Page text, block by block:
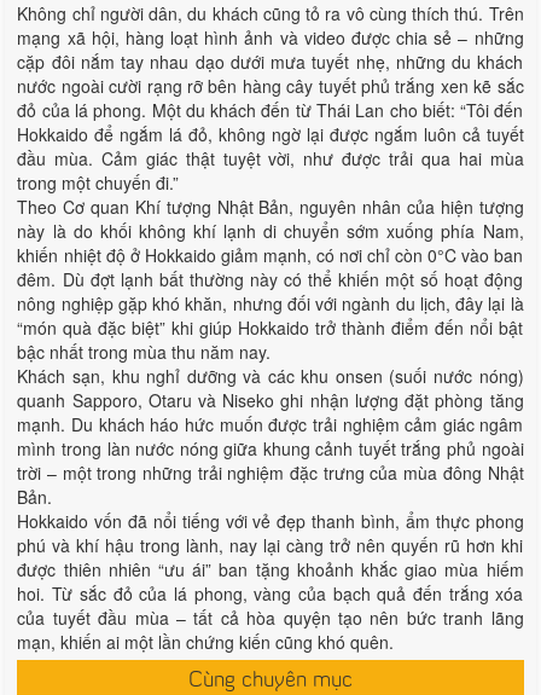
Không chỉ người dân, du khách cũng tỏ ra vô cùng thích thú. Trên
mạng xã hội, hàng loạt hình ảnh và video được chia sẻ – những
cặp đôi nắm tay nhau dạo dưới mưa tuyết nhẹ, những du khách
nước ngoài cười rạng rỡ bên hàng cây tuyết phủ trắng xen kẽ sắc
đỏ của lá phong. Một du khách đến từ Thái Lan cho biết: “Tôi đến
Hokkaido để ngắm lá đỏ, không ngờ lại được ngắm luôn cả tuyết
đầu mùa. Cảm giác thật tuyệt vời, như được trải qua hai mùa
trong một chuyến đi.”
Theo Cơ quan Khí tượng Nhật Bản, nguyên nhân của hiện tượng
này là do khối không khí lạnh di chuyển sớm xuống phía Nam,
khiến nhiệt độ ở Hokkaido giảm mạnh, có nơi chỉ còn 0°C vào ban
đêm. Dù đợt lạnh bất thường này có thể khiến một số hoạt động
nông nghiệp gặp khó khăn, nhưng đối với ngành du lịch, đây lại là
“món quà đặc biệt” khi giúp Hokkaido trở thành điểm đến nổi bật
bậc nhất trong mùa thu năm nay.
Khách sạn, khu nghỉ dưỡng và các khu onsen (suối nước nóng)
quanh Sapporo, Otaru và Niseko ghi nhận lượng đặt phòng tăng
mạnh. Du khách háo hức muốn được trải nghiệm cảm giác ngâm
mình trong làn nước nóng giữa khung cảnh tuyết trắng phủ ngoài
trời – một trong những trải nghiệm đặc trưng của mùa đông Nhật
Bản.
Hokkaido vốn đã nổi tiếng với vẻ đẹp thanh bình, ẩm thực phong
phú và khí hậu trong lành, nay lại càng trở nên quyến rũ hơn khi
được thiên nhiên “ưu ái” ban tặng khoảnh khắc giao mùa hiếm
hoi. Từ sắc đỏ của lá phong, vàng của bạch quả đến trắng xóa
của tuyết đầu mùa – tất cả hòa quyện tạo nên bức tranh lãng
mạn, khiến ai một lần chứng kiến cũng khó quên.
Cùng chuyên mục